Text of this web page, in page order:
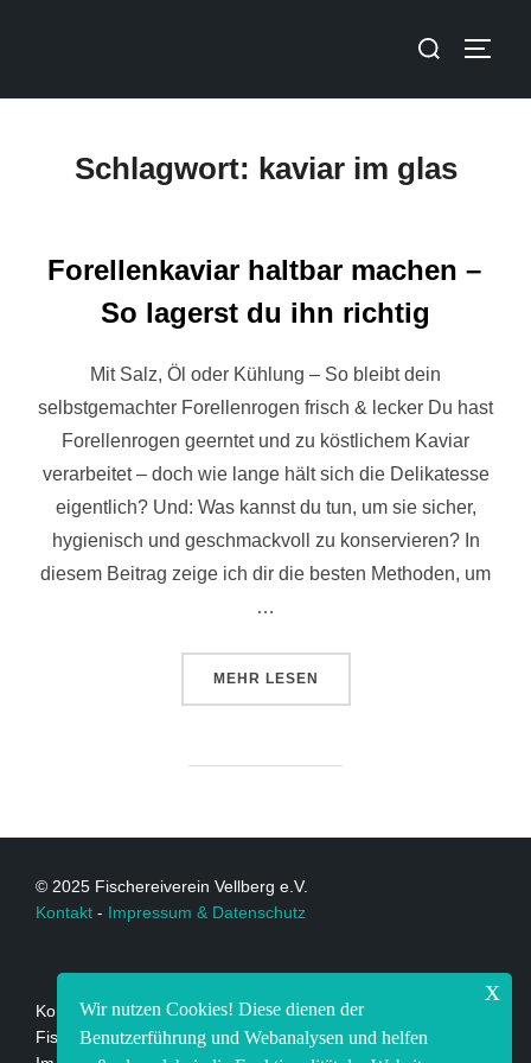
Schlagwort: kaviar im glas
Forellenkaviar haltbar machen –
So lagerst du ihn richtig
Mit Salz, Öl oder Kühlung – So bleibt dein
selbstgemachter Forellenrogen frisch & lecker Du hast
Forellenrogen geerntet und zu köstlichem Kaviar
verarbeitet – doch wie lange hält sich die Delikatesse
eigentlich? Und: Was kannst du tun, um sie sicher,
hygienisch und geschmackvoll zu konservieren? In
diesem Beitrag zeige ich dir die besten Methoden, um
…
MEHR LESEN
© 2025 Fischereiverein Vellberg e.V.
Kontakt - Impressum & Datenschutz
Kontakt:
Fischereiverein Vellberg e.V.
Wir nutzen Cookies! Diese dienen der
Benutzerführung und Webanalysen und helfen
x